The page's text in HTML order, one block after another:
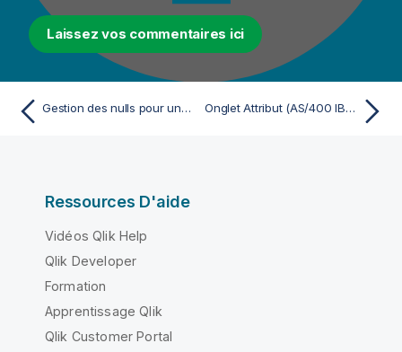
Laissez vos commentaires ici
Gestion des nulls pour une source AS/400 IBMi et une cible Snowflake Onglet Attribut (AS/400 IBMi)
Ressources D'aide
Vidéos Qlik Help
Qlik Developer
Formation
Apprentissage Qlik
Qlik Customer Portal